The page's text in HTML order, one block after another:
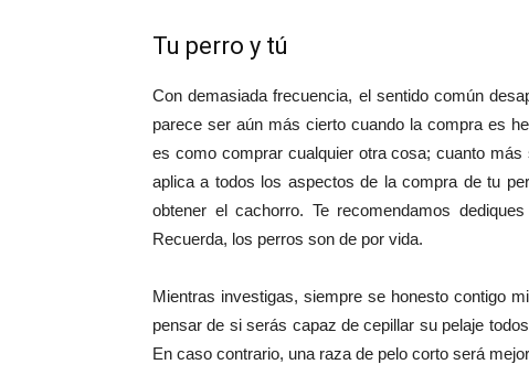
Tu perro y tú
Con demasiada frecuencia, el sentido común
parece ser aún más cierto cuando la compra es
es como comprar cualquier otra cosa; cuanto
aplica a todos los aspectos de la compra de tu
obtener el cachorro. Te recomendamos
Recuerda, los perros son de por vida.
Mientras investigas, siempre se honesto contigo
pensar de si serás capaz de cepillar su pelaje
En caso contrario, una raza de pelo corto será